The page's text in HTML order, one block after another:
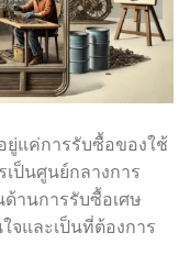
ยู่แค่การรับซื้อของใช้
เป็นศูนย์กลางการ
ด้านการรับซื้อเศษ
จและเป็นที่ต้องการ